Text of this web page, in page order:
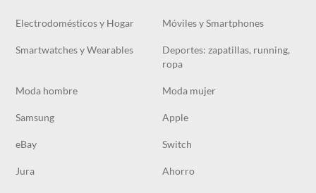
Electrodomésticos y Hogar Móviles y Smartphones
Smartwatches y Wearables
Deportes: zapatillas, running,
ropa
Moda hombre Moda mujer
Samsung Apple
eBay Switch
Jura Ahorro